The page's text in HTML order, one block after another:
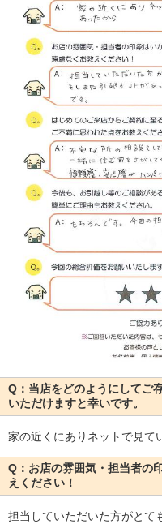
Q：当店をどのようにしてご
いただけますと幸いです。
家の近くにありネットで見て
Q：お店の雰囲気・担当者の
えください！
担当していただいた方がとて